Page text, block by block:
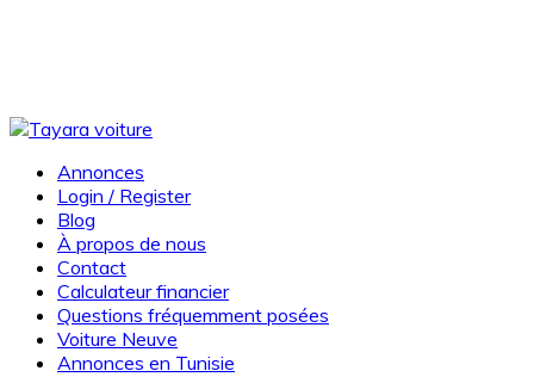
Annonces
Login / Register
Blog
À propos de nous
Contact
Calculateur financier
Questions fréquemment posées
Voiture Neuve
Annonces en Tunisie